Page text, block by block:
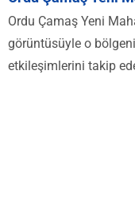
Ordu Çamaş Yeni
görüntüsüyle o
etkileşimlerini takip